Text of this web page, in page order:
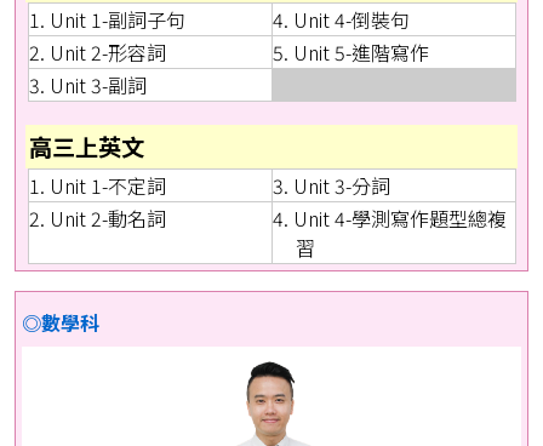
1. Unit 1-副詞子句
4. Unit 4-倒裝句
2. Unit 2-形容詞
5. Unit 5-進階寫作
3. Unit 3-副詞
高三上英文
1. Unit 1-不定詞
3. Unit 3-分詞
2. Unit 2-動名詞
4. Unit 4-學測寫作題型總複
習
◎數學科